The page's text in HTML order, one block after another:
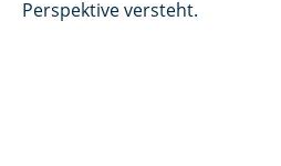
Perspektive versteht.